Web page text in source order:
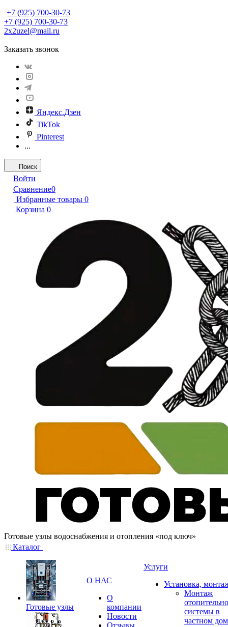
+7 (925) 700-30-73
+7 (925) 700-30-73
2x2uzel@mail.ru
Заказать звонок
Яндекс.Дзен
TikTok
Pinterest
...
Поиск
Войти
Сравнение0
Избранные товары 0
Корзина 0
Готовые узлы водоснабжения и отопления «под ключ»
Каталог
Готовые узлы
О НАС
О
компании
Новости
Отзывы
Услуги
Установка,
Монтаж
системы в
частном